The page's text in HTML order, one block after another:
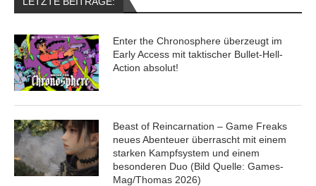
Enter the Chronosphere überzeugt im
Early Access mit taktischer Bullet-Hell-
Action absolut!
Beast of Reincarnation – Game Freaks
neues Abenteuer überrascht mit einem
starken Kampfsystem und einem
besonderen Duo (Bild Quelle: Games-
Mag/Thomas 2026)